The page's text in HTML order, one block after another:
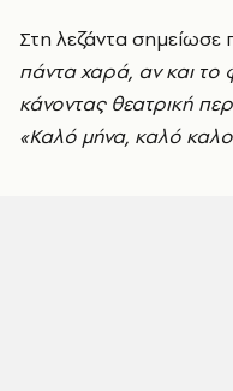
Στη λεζάντα σημείωσε
πάντα χαρά, αν και το
κάνοντας θεατρική
«Καλό μήνα, καλό